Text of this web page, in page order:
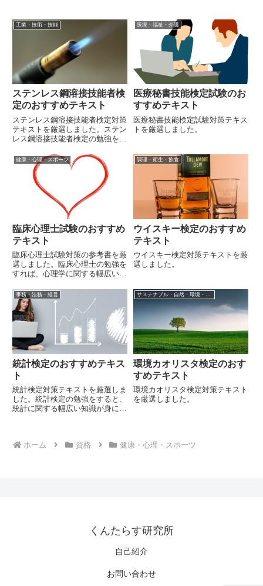
工業・技術・技能
ステンレス鋼溶接技能者検
定のおすすめテキスト
ステンレス鋼溶接技能者検定対策
テキストを厳選しました。ステン
レス鋼溶接技能者検定の勉強をす
幅広い知識が身に着きます。
医療・福祉・介護
医療秘書技能検定試験のお
すすめテキスト
医療秘書技能検定試験対策テキス
トを厳選しました。
健康・心理・スポーツ
臨床心理士試験のおすすめ
テキスト
臨床心理士試験対策の参考書を厳
選しました。臨床心理士の勉強を
すれば、心理学に関する幅広い知
調理・衛生・飲食
ウイスキー検定のおすすめ
テキスト
ウイスキー検定対策テキストを厳
選しました。
事務・法務・経営
統計検定のおすすめテキス
ト
統計検定対策テキストを厳選しま
した。統計検定の勉強をすると、
統計に関する幅広い知識が身に着
サステナブル・自然・環境・生物
環境カオリスタ検定のおす
すめテキスト
環境カオリスタ検定対策テキスト
を厳選しました。
ホーム 資格 健康・心理・スポーツ
くんたらす研究所
自己紹介
お問い合わせ